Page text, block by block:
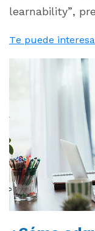
learnability”,
Te puede